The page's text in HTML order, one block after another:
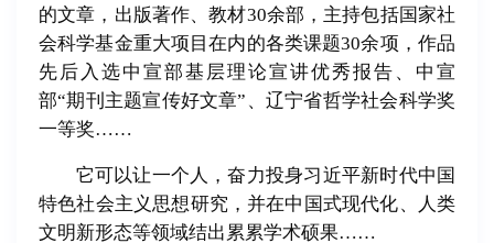
的文章，出版著作、教材30余部，主持包括国家社
会科学基金重大项目在内的各类课题30余项，作品
先后入选中宣部基层理论宣讲优秀报告、中宣
部“期刊主题宣传好文章”、辽宁省哲学社会科学奖
一等奖……
它可以让一个人，奋力投身习近平新时代中国
特色社会主义思想研究，并在中国式现代化、人类
文明新形态等领域结出累累学术硕果……